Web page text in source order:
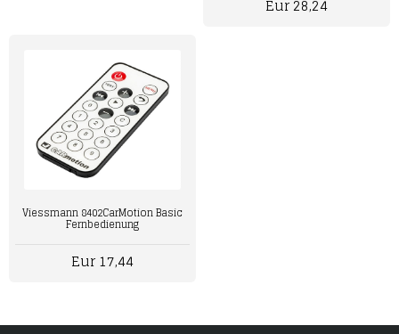
Eur 28,24
Viessmann 8402CarMotion Basic
Fernbedienung
Eur 17,44